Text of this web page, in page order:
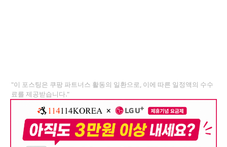
"이 포스팅은 쿠팡 파트너스 활동의 일환으로, 이에 따른 일정액의 수수
료를 제공받습니다."